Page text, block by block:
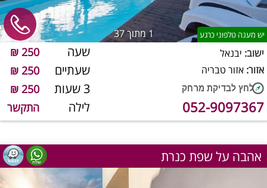
1מתוך 37 יש מענה טלפוני כרגע
שעה 250 ₪
שעתיים 250 ₪
3 שעות 250 ₪
לילה התקשר
ישוב: יבנאל
אזור: אזור טבריה
052-9097367
אהבה על שפת כנרת